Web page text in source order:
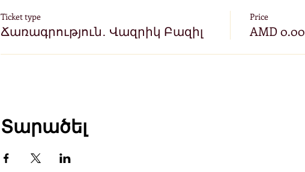
Ticket type
Ճառագրություն․ Վազրիկ Բազիլ
Price
AMD 0.00
Տարածել